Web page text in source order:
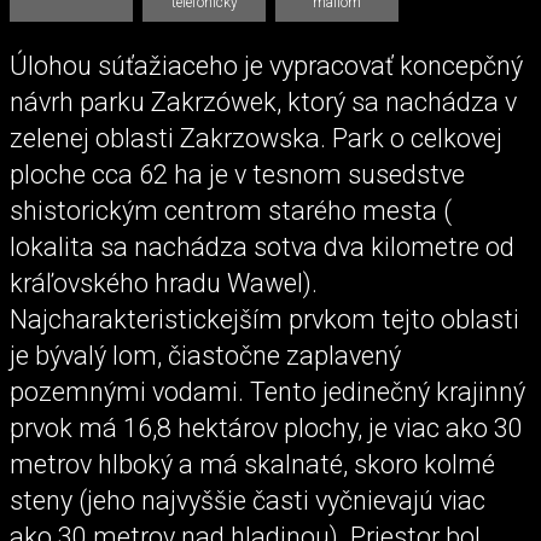
Úlohou súťažiaceho je vypracovať koncepčný
návrh parku Zakrzówek, ktorý sa nachádza v
zelenej oblasti Zakrzowska. Park o celkovej
ploche cca 62 ha je v tesnom susedstve
shistorickým centrom starého mesta (
lokalita sa nachádza sotva dva kilometre od
kráľovského hradu Wawel).
Najcharakteristickejším prvkom tejto oblasti
je bývalý lom, čiastočne zaplavený
pozemnými vodami. Tento jedinečný krajinný
prvok má 16,8 hektárov plochy, je viac ako 30
metrov hlboký a má skalnaté, skoro kolmé
steny (jeho najvyššie časti vyčnievajú viac